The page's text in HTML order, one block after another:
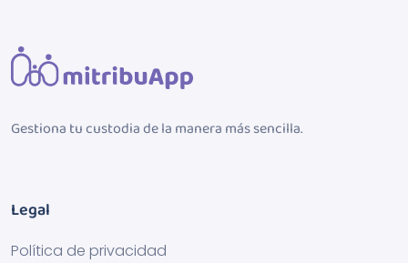
Gestiona tu custodia de la manera más sencilla.
Legal
Política de privacidad